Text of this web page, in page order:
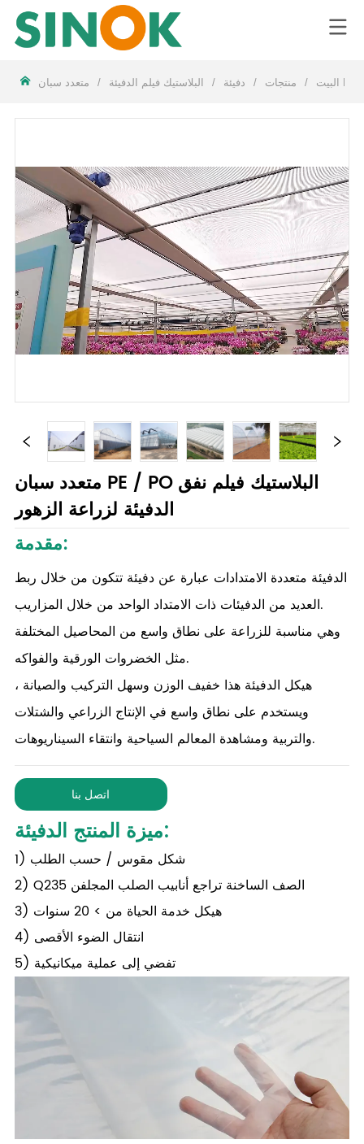
LOGO
البيت / منتجات / دفيئة / البلاستيك فيلم الدفيئة /
متعدد سبان PE / PO البلاستيك فيلم نفق
الدفيئة لزراعة الزهور
مقدمة:
الدفيئة متعددة الامتدادات عبارة عن دفيئة تتكون من خلال ربط
العديد من الدفيئات ذات الامتداد الواحد من خلال المزاريب.
وهي مناسبة للزراعة على نطاق واسع من المحاصيل المختلفة
مثل الخضروات الورقية والفواكه.
هيكل الدفيئة هذا خفيف الوزن وسهل التركيب والصيانة ،
ويستخدم على نطاق واسع في الإنتاج الزراعي والشتلات
والتربية ومشاهدة المعالم السياحية وانتقاء السيناريوهات.
اتصل بنا
ميزة المنتج الدفيئة:
1) شكل مقوس / حسب الطلب
2) Q235 الصف الساخنة تراجع أنابيب الصلب المجلفن
3) هيكل خدمة الحياة من > 20 سنوات
4) انتقال الضوء الأقصى
5) تفضي إلى عملية ميكانيكية